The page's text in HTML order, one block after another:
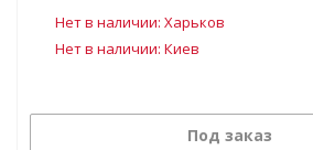
Нет в наличии: Харьков
Нет в наличии: Киев
Под заказ